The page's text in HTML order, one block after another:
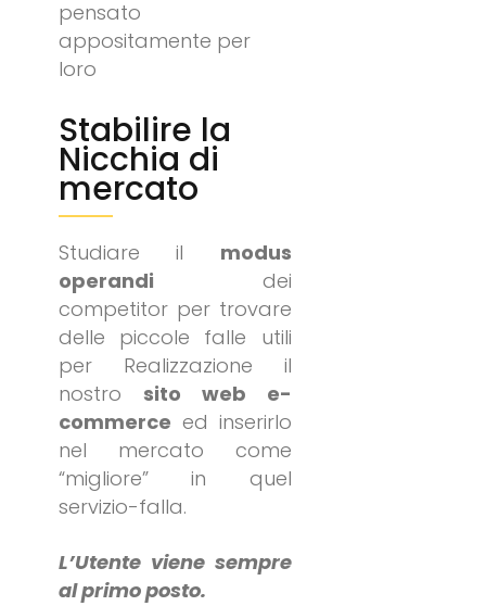
pensato
appositamente per
loro
Stabilire la
Nicchia di
mercato
Studiare il modus
operandi dei
competitor per trovare
delle piccole falle utili
per Realizzazione il
nostro sito web e-
commerce ed inserirlo
nel mercato come
“migliore” in quel
servizio-falla.
L’Utente viene sempre
al primo posto.